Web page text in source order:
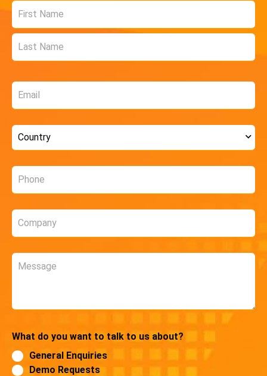
Name
Email
Country
Phone
Company
Message
What do you want to talk to us about?
General Enquiries
Demo Requests